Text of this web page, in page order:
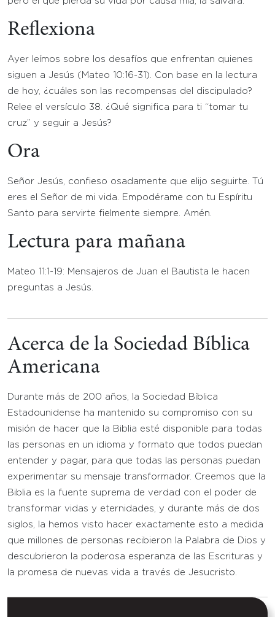
Reflexiona
Ayer leímos sobre los desafíos que enfrentan quienes
siguen a Jesús (Mateo 10:16-31). Con base en la lectura
de hoy, ¿cuáles son las recompensas del discipulado?
Relee el versículo 38. ¿Qué significa para ti “tomar tu
cruz” y seguir a Jesús?
Ora
Señor Jesús, confieso osadamente que elijo seguirte. Tú
eres el Señor de mi vida. Empodérame con tu Espíritu
Santo para servirte fielmente siempre. Amén.
Lectura para mañana
Mateo 11:1-19: Mensajeros de Juan el Bautista le hacen
preguntas a Jesús.
Acerca de la Sociedad Bíblica
Americana
Durante más de 200 años, la Sociedad Bíblica
Estadounidense ha mantenido su compromiso con su
misión de hacer que la Biblia esté disponible para todas
las personas en un idioma y formato que todos puedan
entender y pagar, para que todas las personas puedan
experimentar su mensaje transformador. Creemos que la
Biblia es la fuente suprema de verdad con el poder de
transformar vidas y eternidades, y durante más de dos
siglos, la hemos visto hacer exactamente esto a medida
que millones de personas recibieron la Palabra de Dios y
descubrieron la poderosa esperanza de las Escrituras y
la promesa de nuevas vida a través de Jesucristo.